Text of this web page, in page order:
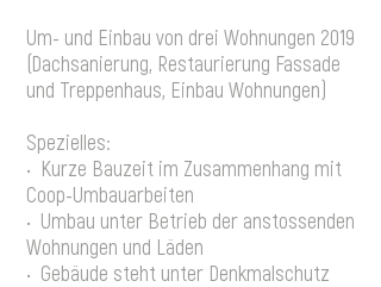
Um- und Einbau von drei Wohnungen 2019
(Dachsanierung, Restaurierung Fassade
und Treppenhaus, Einbau Wohnungen)
Spezielles:
• Kurze Bauzeit im Zusammenhang mit
Coop-Umbauarbeiten
• Umbau unter Betrieb der anstossenden
Wohnungen und Läden
• Gebäude steht unter Denkmalschutz